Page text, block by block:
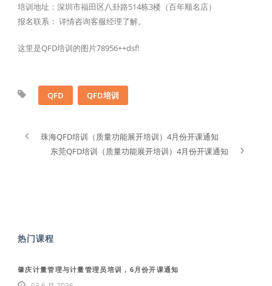
培训地址：深圳市福田区八卦路514栋3楼（百年顺名店）
报名联系： 详情咨询客服经理了解。
这里是QFD培训的图片78956++dsf!
QFD QFD培训
珠海QFD培训（质量功能展开培训）4月份开课通知
东莞QFD培训（质量功能展开培训）4月份开课通知
热门课程
肇庆计量管理与计量管理员培训，6月份开课通知